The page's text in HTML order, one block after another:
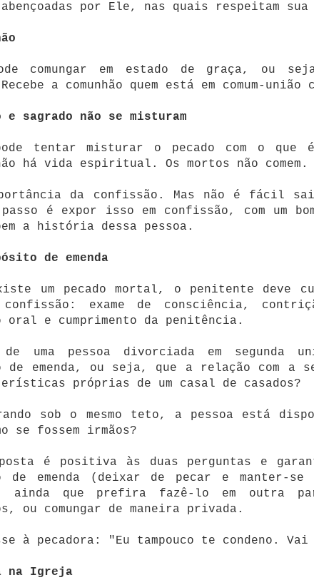
por Ele, nas quais respeitam sua
comungar em estado de graça, ou
a comunhão quem está em comum-união
e sagrado não se misturam
tentar misturar o pecado com o que é
há vida espiritual. Os mortos não comem.
da confissão. Mas não é fácil
é expor isso em confissão, com um
a história dessa pessoa.
de emenda
um pecado mortal, o penitente deve
confissão: exame de consciência,
oral e cumprimento da penitência.
de uma pessoa divorciada em
de emenda, ou seja, que a relação com a
próprias de um casal de casados?
sob o mesmo teto, a pessoa está
se fossem irmãos?
é positiva às duas perguntas e
de emenda (deixar de pecar e manter-se
ainda que prefira fazê-lo em outra
ou comungar de maneira privada.
à pecadora: "Eu tampouco te condeno. Vai
na Igreja